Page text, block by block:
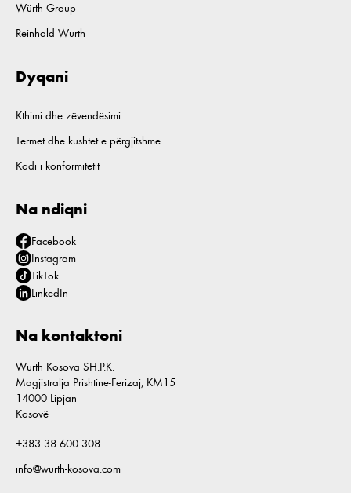
Würth Group
Reinhold Würth
Dyqani
Kthimi dhe zëvendësimi
Termet dhe kushtet e përgjitshme
Kodi i konformitetit
Na ndiqni
Facebook
Instagram
TikTok
LinkedIn
Na kontaktoni
Wurth Kosova SH.P.K.
Magjistralja Prishtine-Ferizaj, KM15
14000 Lipjan
Kosovë
+383 38 600 308
info@wurth-kosova.com